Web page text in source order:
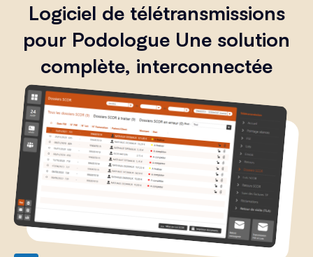
Logiciel de télétransmissions
pour Podologue Une solution
complète, interconnectée